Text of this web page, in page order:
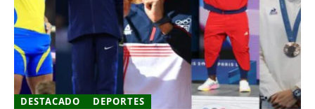
DESTACADO DEPORTES